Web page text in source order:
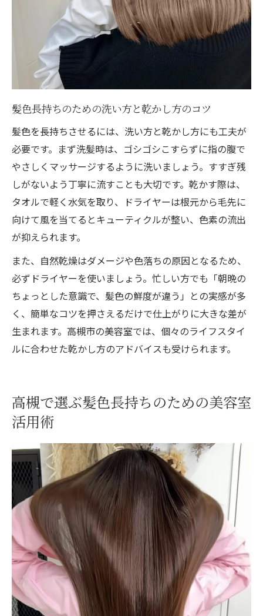
髪色長持ちのための洗い方と乾かし方のコツ
髪色を長持ちさせるには、洗い方と乾かし方にも工夫が
必要です。まず洗髪時は、ゴシゴシこすらずに指の腹で
やさしくマッサージするように洗いましょう。すすぎ残
しがないよう丁寧に流すことも大切です。乾かす際は、
タオルで軽く水気を取り、ドライヤーは根元から毛先に
向けて風を当てるとキューティクルが整い、色素の流出
が抑えられます。
また、自然乾燥はダメージや色落ちの原因となるため、
必ずドライヤーを使いましょう。忙しい方でも「朝晩の
ちょっとした意識で、髪色の鮮度が違う」との実感が多
く、簡単なコツを押さえるだけで仕上がりに大きな差が
生まれます。高槻市の美容室では、個々のライフスタイ
ルに合わせた乾かし方のアドバイスも受けられます。
高槻で選ぶ髪色長持ちのための美容室
活用術